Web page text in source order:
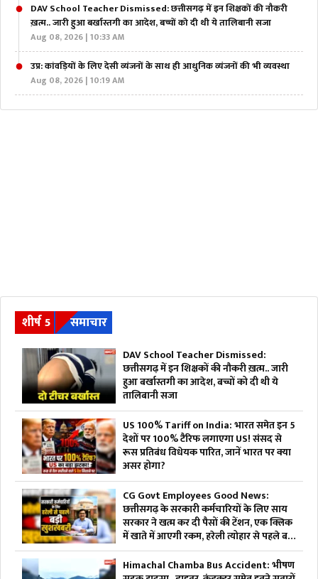
DAV School Teacher Dismissed: छत्तीसगढ़ में इन शिक्षकों की नौकरी
ख़त्म.. जारी हुआ बर्खास्तगी का आदेश, बच्चों को दी थी ये तालिबानी सजा
Aug 08, 2026 | 10:33 AM
उप्र: कांवड़ियों के लिए देसी व्यंजनों के साथ ही आधुनिक व्यंजनों की भी व्यवस्था
Aug 08, 2026 | 10:19 AM
शीर्ष 5 समाचार
DAV School Teacher Dismissed:
छत्तीसगढ़ में इन शिक्षकों की नौकरी ख़त्म.. जारी
हुआ बर्खास्तगी का आदेश, बच्चों को दी थी ये
तालिबानी सजा
US 100% Tariff on India: भारत समेत इन 5
देशों पर 100% टैरिफ लगाएगा US! संसद से
रूस प्रतिबंध विधेयक पारित, जानें भारत पर क्या
असर होगा?
CG Govt Employees Good News:
छत्तीसगढ़ के सरकारी कर्मचारियों के लिए साय
सरकार ने खत्म कर दी पैसों की टेंशन, एक क्लिक
में खाते में आएगी रकम, हरेली त्योहार से पहले बड़ी
खुशखबरी
Himachal Chamba Bus Accident: भीषण